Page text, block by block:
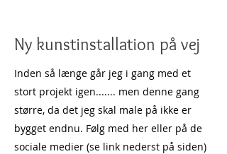
Ny kunstinstallation på vej
Inden så længe går jeg i gang med et
stort projekt igen....... men denne gang
større, da det jeg skal male på ikke er
bygget endnu. Følg med her eller på de
sociale medier (se link nederst på siden)